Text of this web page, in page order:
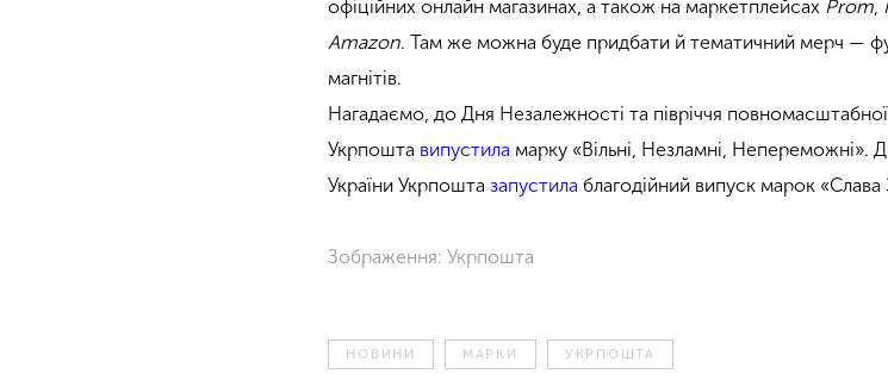
офіційних онлайн магазинах, а також на маркетплейсах Prom
Amazon. Там же можна буде придбати й тематичний мерч —
магнітів.
Нагадаємо, до Дня Незалежності та півріччя повномасштабної
Укрпошта випустила марку «Вільні, Незламні, Непереможні».
України Укрпоштазапустила благодійний випуск марок
Зображення: Укрпошта
НОВИНИ МАРКИ УКРПОШТА